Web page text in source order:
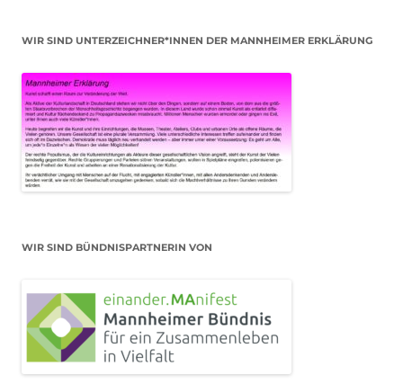
WIR SIND UNTERZEICHNER*INNEN DER MANNHEIMER ERKLÄRUNG
WIR SIND BÜNDNISPARTNERIN VON